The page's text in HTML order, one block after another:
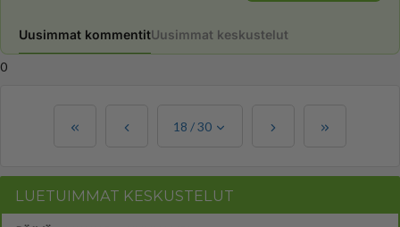
Uusimmat kommentitUusimmat keskustelut
0
18 /30
LUETUIMMAT KESKUSTELUT